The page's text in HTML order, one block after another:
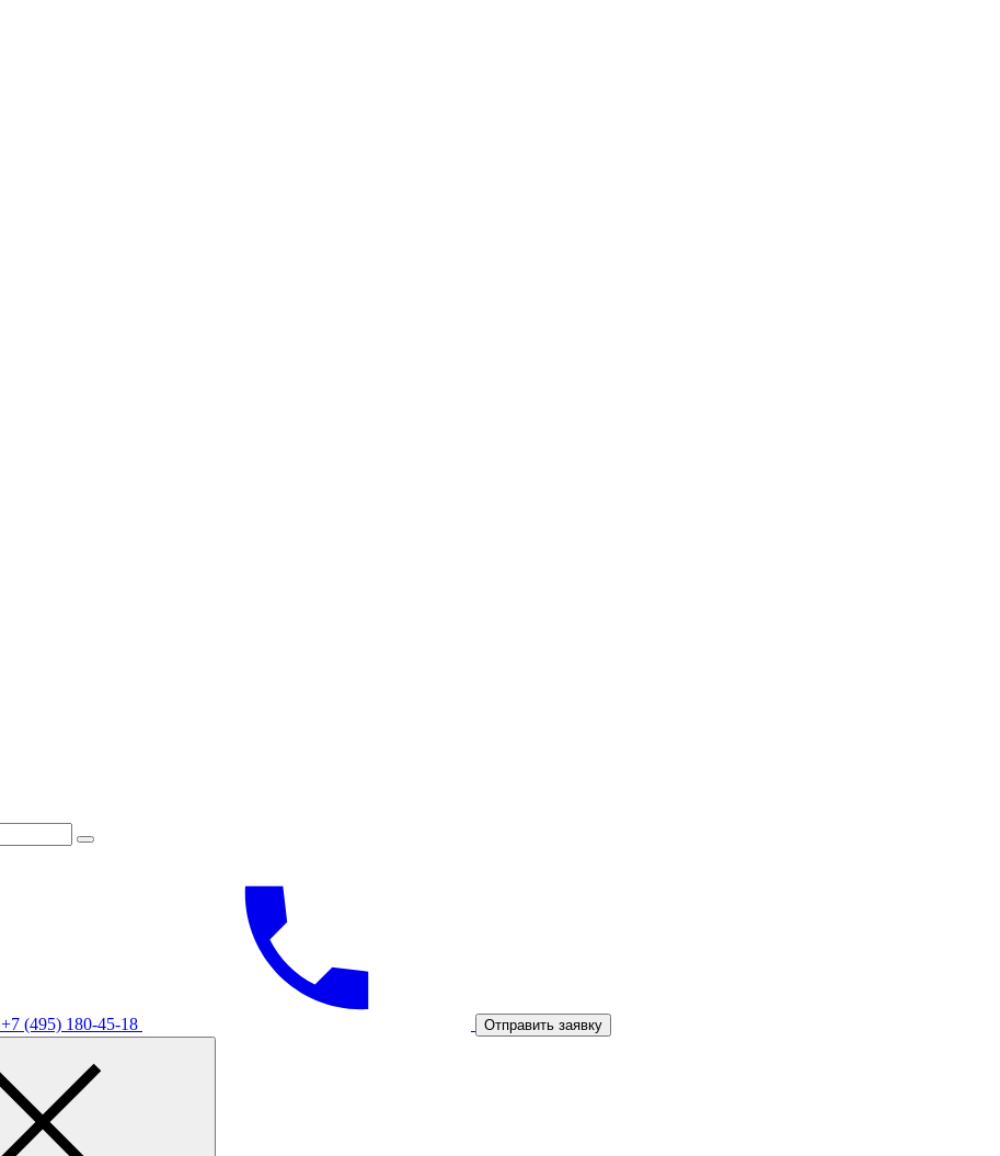
+7 (495) 180-45-18 Отправить заявку